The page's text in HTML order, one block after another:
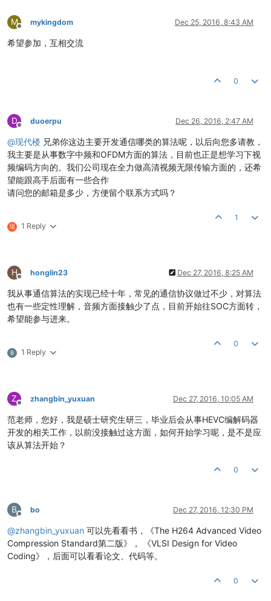
M
Offline
mykingdom Dec 25, 2016, 8:43 AM
希望参加，互相交流
0
D
Offline
duoerpu Dec 26, 2016, 2:47 AM
@现代楼 兄弟你这边主要开发通信哪类的算法呢，以后向您多请教，
我主要是从事数字中频和OFDM方面的算法，目前也正是想学习下视
频编码方向的。我们公司现在全力做高清视频无限传输方面的，还希
望能跟高手后面有一些合作
请问您的邮箱是多少，方便留个联系方式吗？
现 1 Reply
1
H
Offline
honglin23 Dec 27, 2016, 8:25 AM
我从事通信算法的实现已经十年，常见的通信协议做过不少，对算法
也有一些定性理解，音频方面接触少了点，目前开始往SOC方面转，
希望能参与进来。
B 1 Reply
0
Z
Offline
zhangbin_yuxuan Dec 27, 2016, 10:05 AM
范老师，您好，我是硕士研究生研三，毕业后会从事HEVC编解码器
开发的相关工作，以前没接触过这方面，如何开始学习呢，是不是应
该从算法开始？
0
B
Offline
bo Dec 27, 2016, 12:30 PM
@zhangbin_yuxuan 可以先看看书，《The H264 Advanced Video
Compression Standard第二版》， 《VLSI Design for Video
Coding》，后面可以看看论文、代码等。
0